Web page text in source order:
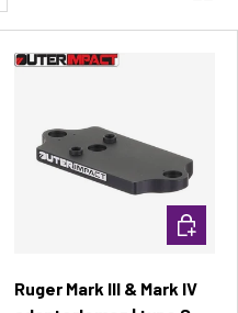
Ruger Mark III & Mark IV